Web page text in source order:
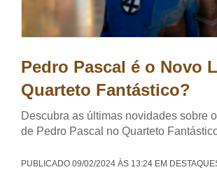
Pedro Pascal é o Novo
Quarteto Fantástico?
Descubra as últimas novidades sobre
de Pedro Pascal no Quarteto
PUBLICADO 09/02/2024 ÀS 13:24 EM